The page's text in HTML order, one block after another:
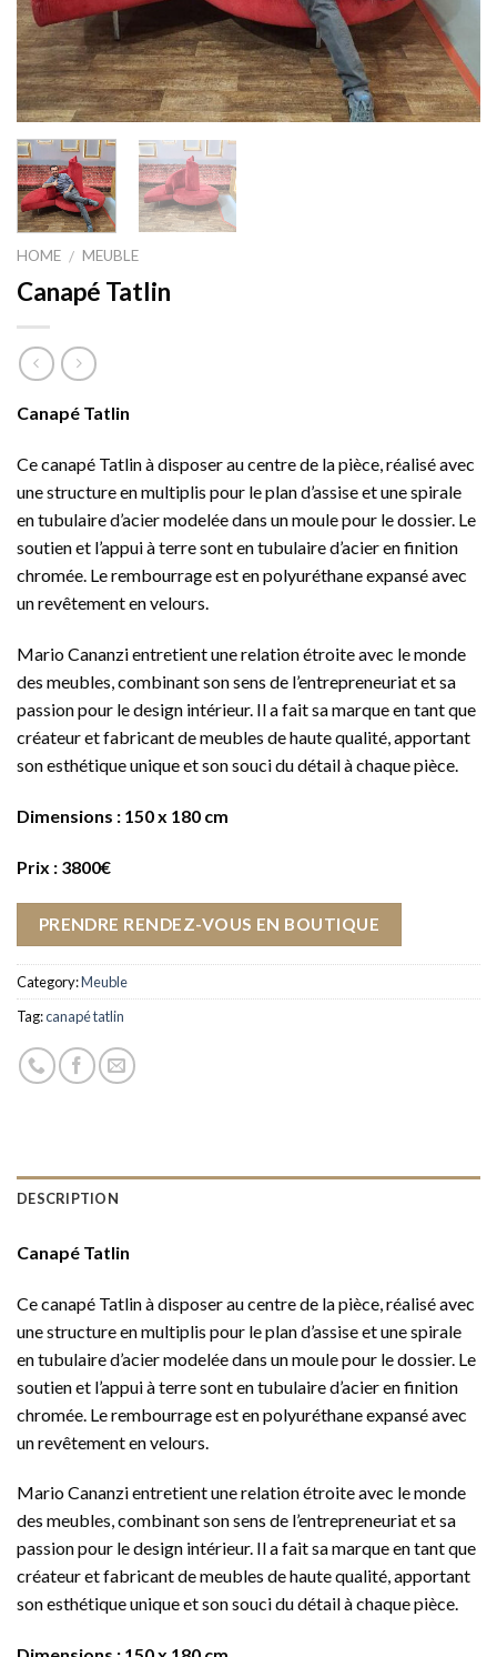
HOME / MEUBLE
Canapé Tatlin
Canapé Tatlin
Ce canapé Tatlin à disposer au centre de la pièce, réalisé avec
une structure en multiplis pour le plan d’assise et une spirale
en tubulaire d’acier modelée dans un moule pour le dossier. Le
soutien et l’appui à terre sont en tubulaire d’acier en finition
chromée. Le rembourrage est en polyuréthane expansé avec
un revêtement en velours.
Mario Cananzi entretient une relation étroite avec le monde
des meubles, combinant son sens de l’entrepreneuriat et sa
passion pour le design intérieur. Il a fait sa marque en tant que
créateur et fabricant de meubles de haute qualité, apportant
son esthétique unique et son souci du détail à chaque pièce.
Dimensions : 150 x 180 cm
Prix : 3800€
PRENDRE RENDEZ-VOUS EN BOUTIQUE
Category:Meuble
Tag:canapé tatlin
DESCRIPTION
Canapé Tatlin
Ce canapé Tatlin à disposer au centre de la pièce, réalisé avec
une structure en multiplis pour le plan d’assise et une spirale
en tubulaire d’acier modelée dans un moule pour le dossier. Le
soutien et l’appui à terre sont en tubulaire d’acier en finition
chromée. Le rembourrage est en polyuréthane expansé avec
un revêtement en velours.
Mario Cananzi entretient une relation étroite avec le monde
des meubles, combinant son sens de l’entrepreneuriat et sa
passion pour le design intérieur. Il a fait sa marque en tant que
créateur et fabricant de meubles de haute qualité, apportant
son esthétique unique et son souci du détail à chaque pièce.